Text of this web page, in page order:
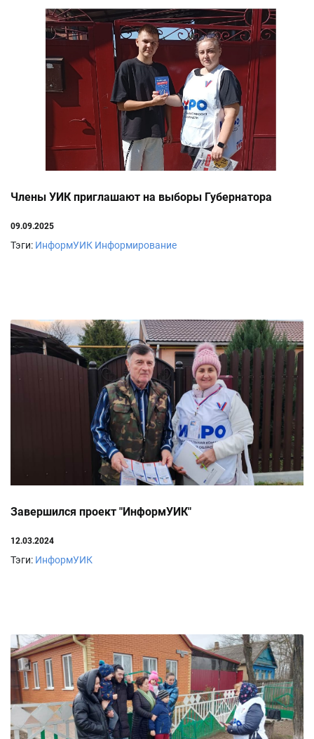
Члены УИК приглашают на выборы Губернатора
09.09.2025
Тэги: ИнформУИК Информирование
Завершился проект "ИнформУИК"
12.03.2024
Тэги: ИнформУИК